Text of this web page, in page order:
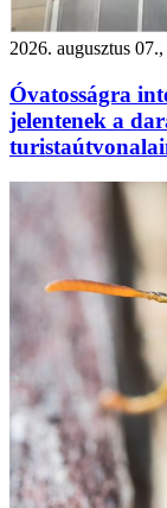
2026. augusztus
Óvatosságra
jelentenek a